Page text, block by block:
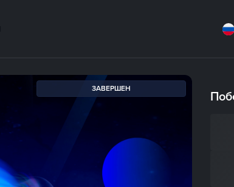
ЗАВЕРШЕН